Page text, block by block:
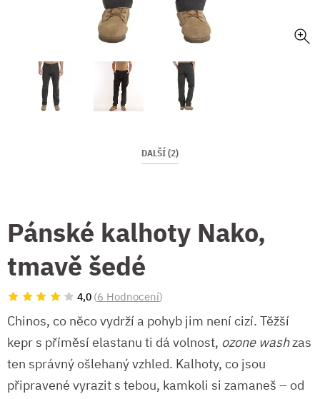
DALŠÍ (2)
Pánské kalhoty Nako,
tmavě šedé
4,0 (6 Hodnocení)
Chinos, co něco vydrží a pohyb jim není cizí. Těžší
kepr s příměsí elastanu ti dá volnost, ozone washzas
ten správný ošlehaný vzhled. Kalhoty, co jsou
připravené vyrazit s tebou, kamkoli si zamaneš – od